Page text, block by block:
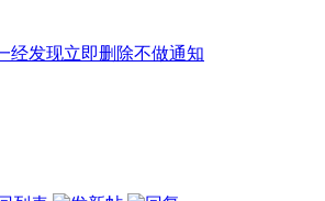
经发现立即删除不做通知